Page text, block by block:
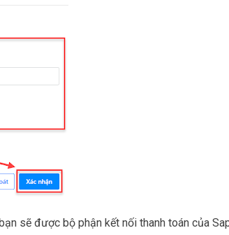
sẽ được bộ phận kết nối thanh toán của